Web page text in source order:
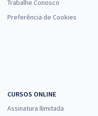
Trabalhe Conosco
Preferência de Cookies
CURSOS ONLINE
Assinatura Ilimitada